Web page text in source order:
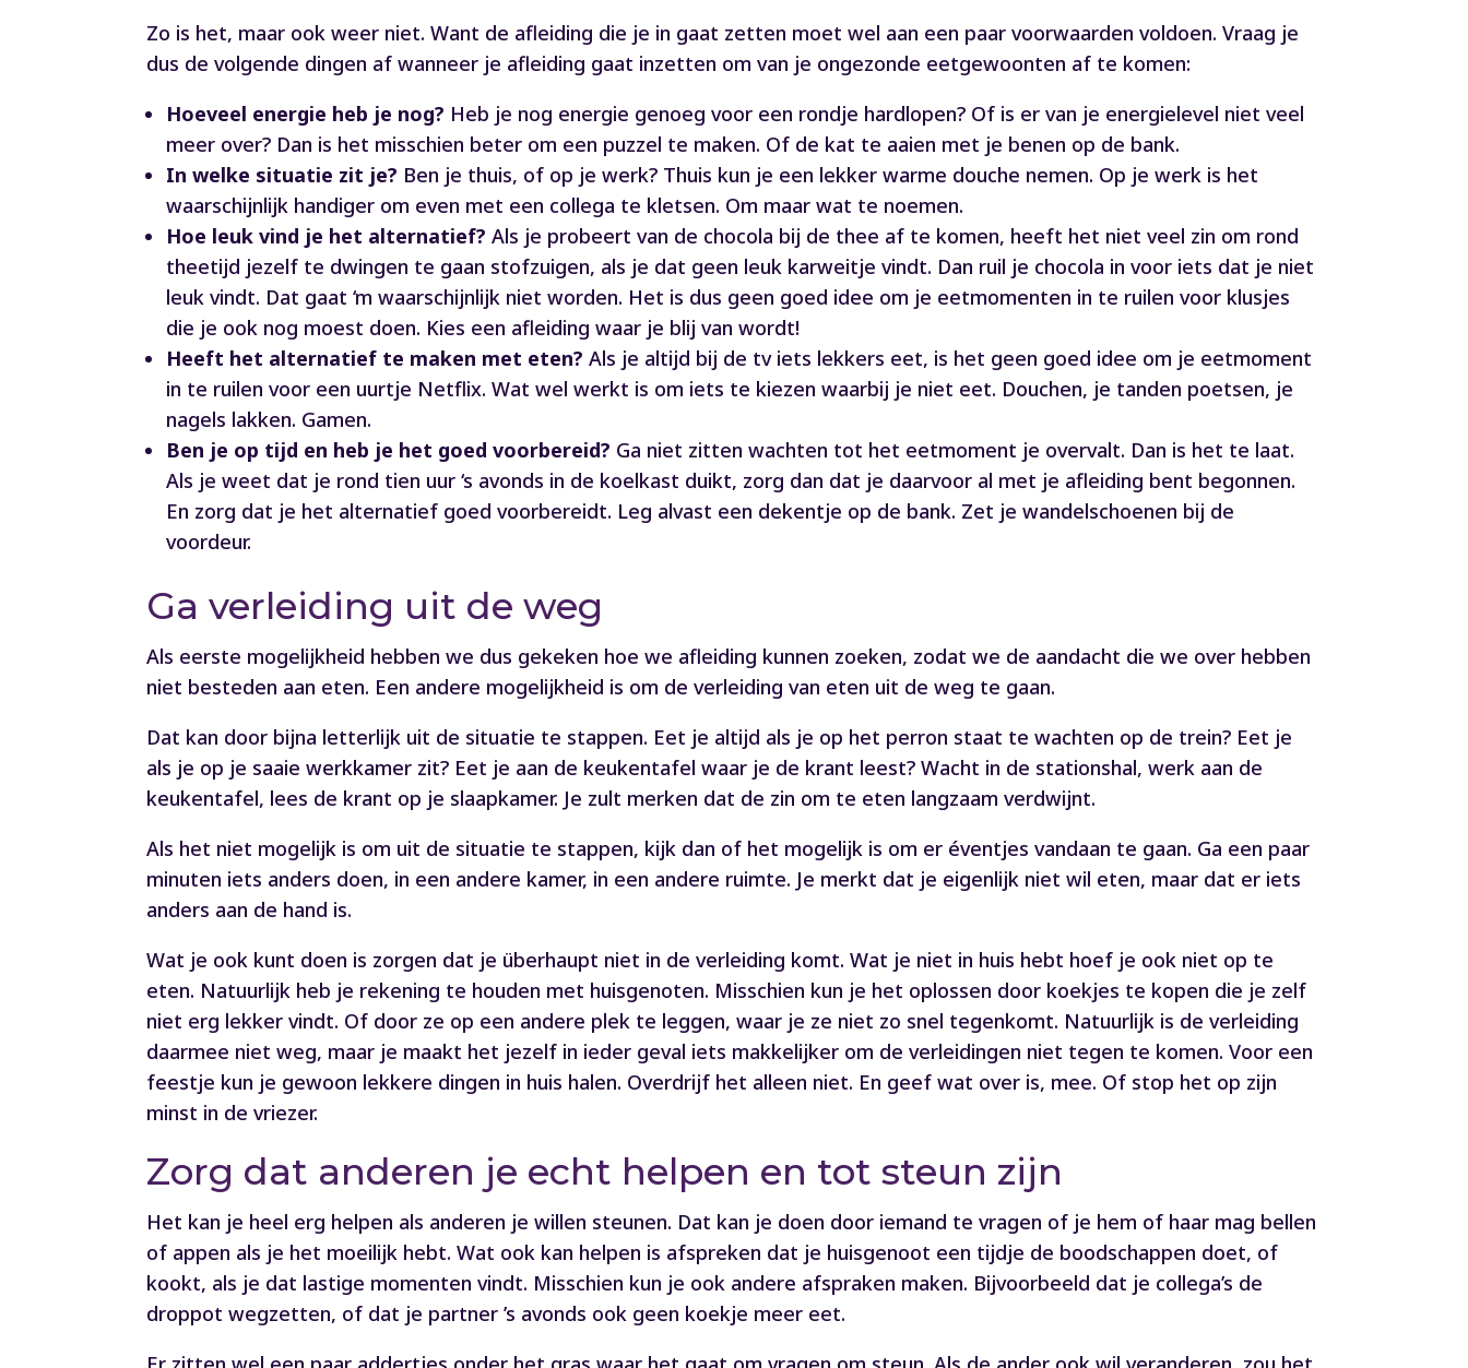
Zo is het, maar ook weer niet. Want de afleiding die je in gaat zetten moet wel aan een paar voorwaarden voldoen. Vraag je
dus de volgende dingen af wanneer je afleiding gaat inzetten om van je ongezonde eetgewoonten af te komen:
Hoeveel energie heb je nog? Heb je nog energie genoeg voor een rondje hardlopen? Of is er van je energielevel niet veel
meer over? Dan is het misschien beter om een puzzel te maken. Of de kat te aaien met je benen op de bank.
In welke situatie zit je? Ben je thuis, of op je werk? Thuis kun je een lekker warme douche nemen. Op je werk is het
waarschijnlijk handiger om even met een collega te kletsen. Om maar wat te noemen.
Hoe leuk vind je het alternatief? Als je probeert van de chocola bij de thee af te komen, heeft het niet veel zin om rond
theetijd jezelf te dwingen te gaan stofzuigen, als je dat geen leuk karweitje vindt. Dan ruil je chocola in voor iets dat je niet
leuk vindt. Dat gaat ‘m waarschijnlijk niet worden. Het is dus geen goed idee om je eetmomenten in te ruilen voor klusjes
die je ook nog moest doen. Kies een afleiding waar je blij van wordt!
Heeft het alternatief te maken met eten? Als je altijd bij de tv iets lekkers eet, is het geen goed idee om je eetmoment
in te ruilen voor een uurtje Netflix. Wat wel werkt is om iets te kiezen waarbij je niet eet. Douchen, je tanden poetsen, je
nagels lakken. Gamen.
Ben je op tijd en heb je het goed voorbereid? Ga niet zitten wachten tot het eetmoment je overvalt. Dan is het te laat.
Als je weet dat je rond tien uur ‘s avonds in de koelkast duikt, zorg dan dat je daarvoor al met je afleiding bent begonnen.
En zorg dat je het alternatief goed voorbereidt. Leg alvast een dekentje op de bank. Zet je wandelschoenen bij de
voordeur.
Ga verleiding uit de weg
Als eerste mogelijkheid hebben we dus gekeken hoe we afleiding kunnen zoeken, zodat we de aandacht die we over hebben
niet besteden aan eten. Een andere mogelijkheid is om de verleiding van eten uit de weg te gaan.
Dat kan door bijna letterlijk uit de situatie te stappen. Eet je altijd als je op het perron staat te wachten op de trein? Eet je
als je op je saaie werkkamer zit? Eet je aan de keukentafel waar je de krant leest? Wacht in de stationshal, werk aan de
keukentafel, lees de krant op je slaapkamer. Je zult merken dat de zin om te eten langzaam verdwijnt.
Als het niet mogelijk is om uit de situatie te stappen, kijk dan of het mogelijk is om er éventjes vandaan te gaan. Ga een paar
minuten iets anders doen, in een andere kamer, in een andere ruimte. Je merkt dat je eigenlijk niet wil eten, maar dat er iets
anders aan de hand is.
Wat je ook kunt doen is zorgen dat je überhaupt niet in de verleiding komt. Wat je niet in huis hebt hoef je ook niet op te
eten. Natuurlijk heb je rekening te houden met huisgenoten. Misschien kun je het oplossen door koekjes te kopen die je zelf
niet erg lekker vindt. Of door ze op een andere plek te leggen, waar je ze niet zo snel tegenkomt. Natuurlijk is de verleiding
daarmee niet weg, maar je maakt het jezelf in ieder geval iets makkelijker om de verleidingen niet tegen te komen. Voor een
feestje kun je gewoon lekkere dingen in huis halen. Overdrijf het alleen niet. En geef wat over is, mee. Of stop het op zijn
minst in de vriezer.
Zorg dat anderen je echt helpen en tot steun zijn
Het kan je heel erg helpen als anderen je willen steunen. Dat kan je doen door iemand te vragen of je hem of haar mag bellen
of appen als je het moeilijk hebt. Wat ook kan helpen is afspreken dat je huisgenoot een tijdje de boodschappen doet, of
kookt, als je dat lastige momenten vindt. Misschien kun je ook andere afspraken maken. Bijvoorbeeld dat je collega’s de
droppot wegzetten, of dat je partner ’s avonds ook geen koekje meer eet.